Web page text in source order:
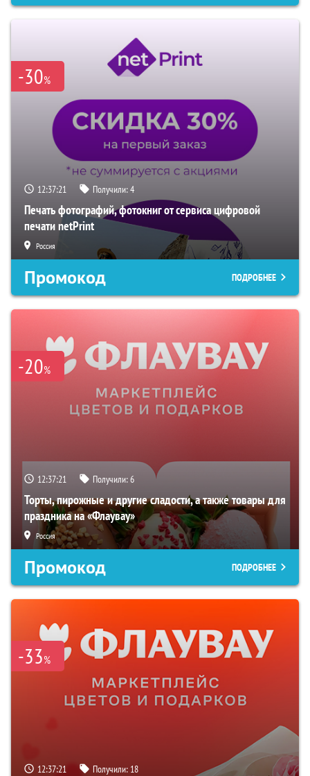
-30%
12:37:20 Получили:4
Печать фотографий, фотокниг от сервиса цифровой
печати netPrint
Россия
Промокод ПОДРОБНЕЕ
-20%
12:37:20 Получили:6
Торты, пирожные и другие сладости, а также товары для
праздника на «Флаувау»
Россия
Промокод ПОДРОБНЕЕ
-33%
12:37:20 Получили: 18